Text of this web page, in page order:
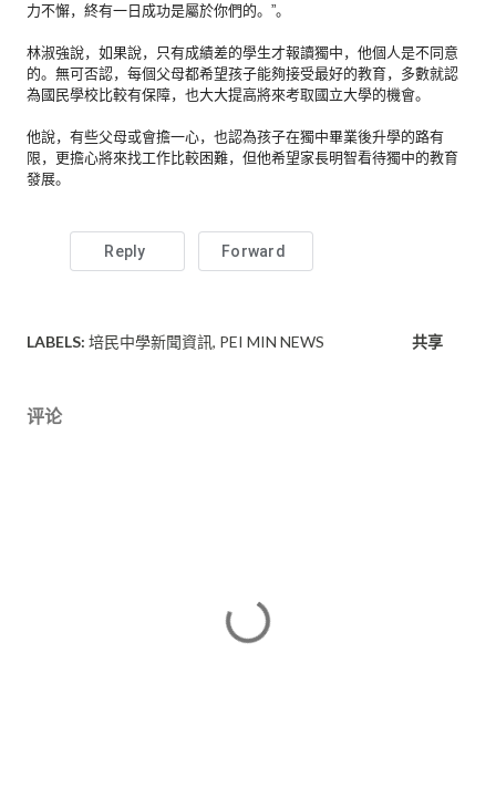
力不懈，終有一日成功是屬於你們的。”。
林淑強說，如果說，只有成績差的學生才報讀獨中， 他個人是不同意
的。無可否認， 每個父母都希望孩子能夠接受最好的教育， 多數就認
為國民學校比較有保障， 也大大提高將來考取國立大學的機會。
他說，有些父母或會擔一心， 也認為孩子在獨中畢業後升學的路有
限， 更擔心將來找工作比較困難， 但他希望家長明智看待獨中的教育
發展。
Reply Forward
LABELS: 培民中學新聞資訊 PEI MIN NEWS 共享
评论